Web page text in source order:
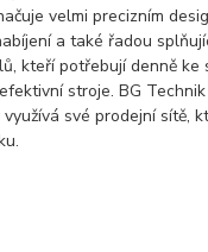
velmi precizním
a také řadou
kteří potřebují denně ke
stroje. BG
své prodejní sítě,